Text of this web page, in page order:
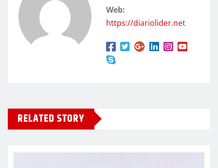
Web:
https://diariolider.net
RELATED STORY